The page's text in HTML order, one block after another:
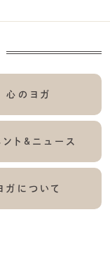
心のヨガ
ント&ニュース
ガについて